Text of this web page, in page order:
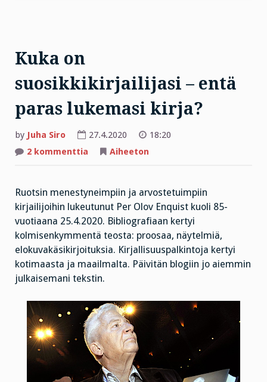
Kuka on
suosikkikirjailijasi – entä
paras lukemasi kirja?
by Juha Siro 27.4.2020
18:20
2 kommenttia artikkeliin
entä
paras
lukemasi
kirja?
Aiheeton
Ruotsin menestyneimpiin ja arvostetuimpiin
kirjailijoihin lukeutunut Per Olov Enquist kuoli 85-
vuotiaana 25.4.2020. Bibliografiaan kertyi
kolmisenkymmentä teosta: proosaa, näytelmiä,
elokuvakäsikirjoituksia. Kirjallisuuspalkintoja kertyi
kotimaasta ja maailmalta. Päivitän blogiin jo aiemmin
julkaisemani tekstin.